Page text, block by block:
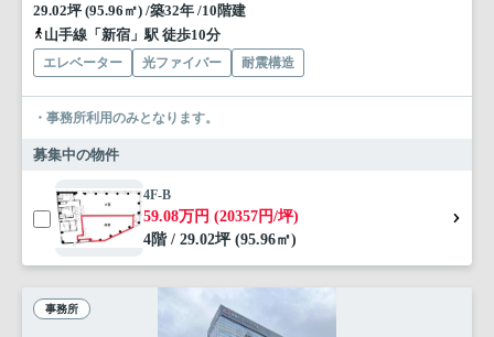
29.02坪 (95.96㎡) /築32年 /10階建
山手線「新宿」駅 徒歩10分
エレベーター 光ファイバー 耐震構造
・事務所利用のみとなります。
募集中の物件
4F-B
59.08万円 (20357円/坪)
4階 / 29.02坪 (95.96㎡)
事務所